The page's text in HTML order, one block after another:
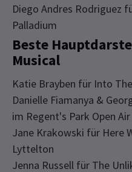
Diego Andres Rodriguez
Palladium
Beste
Musical
Katie Brayben für Into
Danielle Fiamanya &
im Regent's Park Open
Jane Krakowski für Here
Lyttelton
Jenna Russell für The